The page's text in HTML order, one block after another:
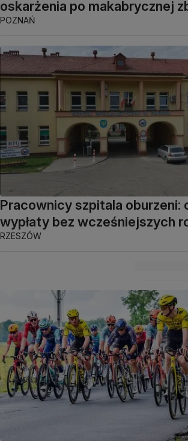
oskarżenia po makabrycznej
POZNAŃ
Pracownicy szpitala oburzeni:
wypłaty bez wcześniejszych
RZESZÓW